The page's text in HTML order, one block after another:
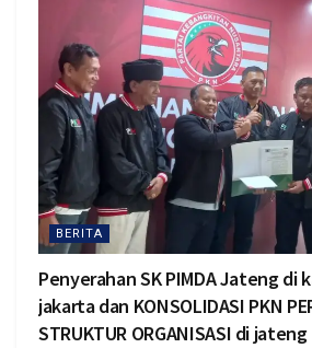
BERITA
Penyerahan SK PIMDA Jateng di
jakarta dan KONSOLIDASI PKN
STRUKTUR ORGANISASI di jateng